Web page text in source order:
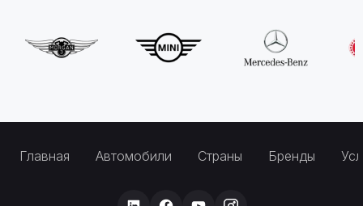
Главная Автомобили Страны Бренды